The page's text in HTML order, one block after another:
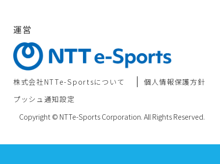
運営
株式会社NTTe-Sportsについて
個⼈情報保護⽅針
プッシュ通知設定
Copyright © NTTe-Sports Corporation. All Rights Reserved.